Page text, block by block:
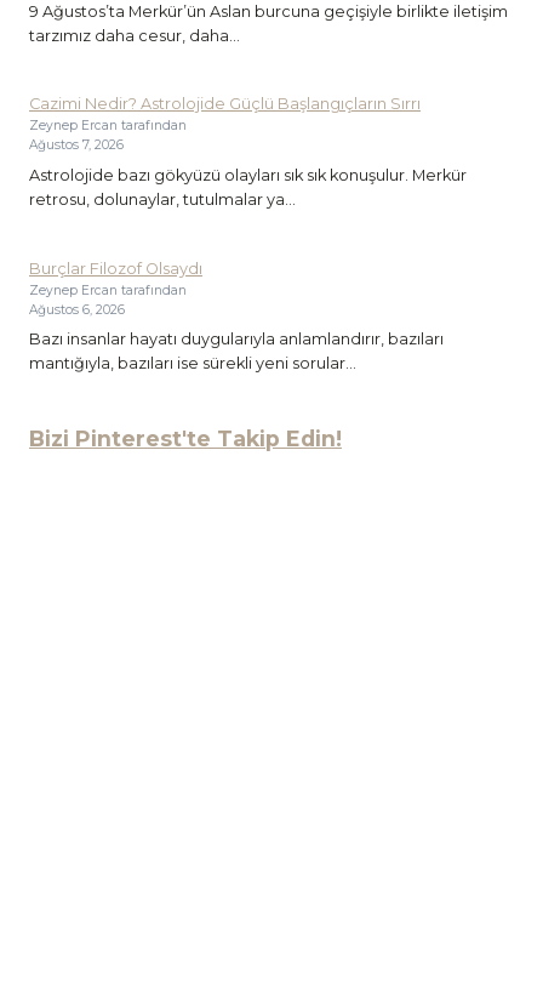
9 Ağustos’ta Merkür’ün Aslan burcuna geçişiyle birlikte iletişim
tarzımız daha cesur, daha...
Cazimi Nedir? Astrolojide Güçlü Başlangıçların Sırrı
Zeynep Ercan tarafından
Ağustos 7, 2026
Astrolojide bazı gökyüzü olayları sık sık konuşulur. Merkür
retrosu, dolunaylar, tutulmalar ya...
Burçlar Filozof Olsaydı
Zeynep Ercan tarafından
Ağustos 6, 2026
Bazı insanlar hayatı duygularıyla anlamlandırır, bazıları
mantığıyla, bazıları ise sürekli yeni sorular...
Bizi Pinterest'te Takip Edin!